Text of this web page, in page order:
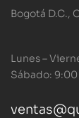
Bogotá D.C.,
Lunes –
Sábado: 9:00